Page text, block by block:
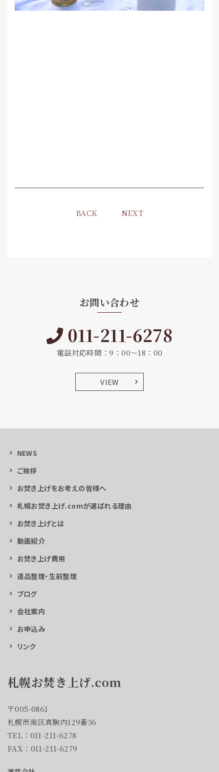
BACK NEXT
お問い合わせ
011-211-6278
電話対応時間：9：00～18：00
VIEW
NEWS
ご挨拶
お焚き上げをお考えの皆様へ
札幌お焚き上げ.comが選ばれる理由
お焚き上げとは
動画紹介
お焚き上げ費用
遺品整理・生前整理
ブログ
会社案内
お申込み
リンク
札幌お焚き上げ.com
〒005-0861
札幌市南区真駒内129番36
TEL：011-211-6278
FAX：011-211-6279